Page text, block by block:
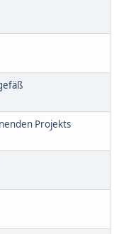
Projekts